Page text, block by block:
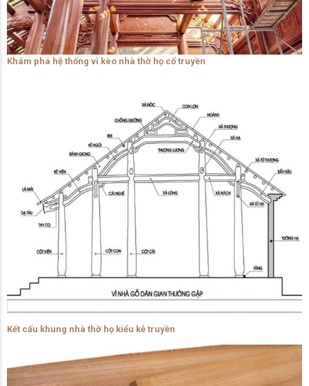
Khám phá hệ thống vì kèo nhà thờ họ cổ truyền
Kết cấu khung nhà thờ họ kiểu kẻ truyền